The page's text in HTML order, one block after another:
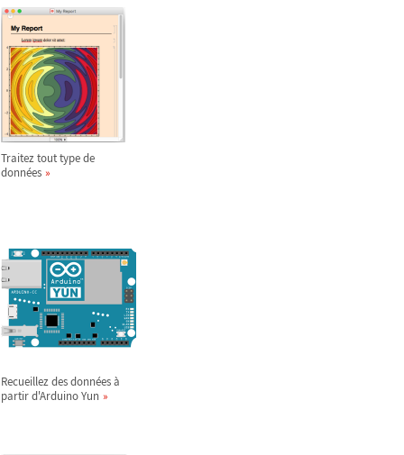
Traitez tout type de
données
Recueillez des données à
partir d'Arduino Yun